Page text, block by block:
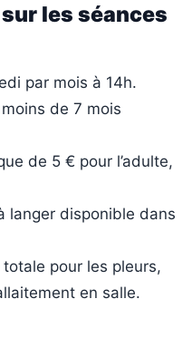
les séances
par mois à 14h.
de 7 mois
de 5 € pour l’adulte,
langer disponible dans
pour les pleurs,
en salle.